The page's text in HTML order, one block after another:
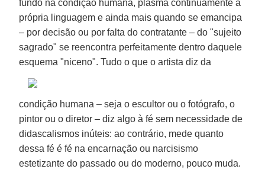
fundo na condição humana, plasma continuamente a
própria linguagem e ainda mais quando se emancipa
– por decisão ou por falta do contratante – do "sujeito
sagrado" se reencontra perfeitamente dentro daquele
esquema "niceno".Tudo o que o artista diz da
condição humana – seja o escultor ou o fotógrafo, o
pintor ou o diretor – diz algo à fé sem necessidade de
didascalismos inúteis: ao contrário, mede quanto
dessa fé é fé na encarnação ou narcisismo
estetizante do passado ou do moderno, pouco muda.